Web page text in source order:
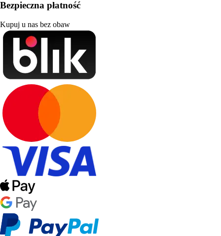
Bezpieczna płatność
Kupuj u nas bez obaw